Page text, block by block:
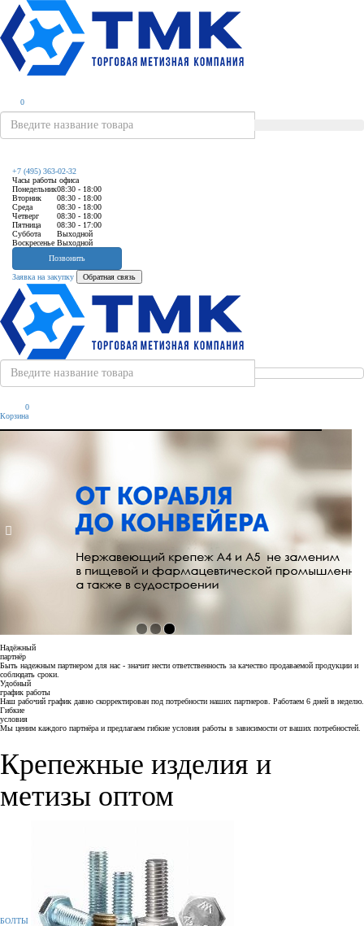
0
+7 (495) 363-02-32
Часы работы офиса
Понедельник08:30 - 18:00
Вторник
08:30 - 18:00
Среда
08:30 - 18:00
Четверг
08:30 - 18:00
Пятница
08:30 - 17:00
Суббота
Выходной
Воскресенье Выходной
Позвонить
Заявка на закупку Обратная связь
0
Корзина
Надёжный
партнёр
Быть надежным партнером для нас - значит нести ответственность за качество продаваемой продукции и
соблюдать сроки.
Удобный
график работы
Наш рабочий график давно скорректирован под потребности наших партнеров. Работаем 6 дней в неделю.
Гибкие
условия
Мы ценим каждого партнёра и предлагаем гибкие условия работы в зависимости от ваших потребностей.
Крепежные изделия и
метизы оптом
БОЛТЫ